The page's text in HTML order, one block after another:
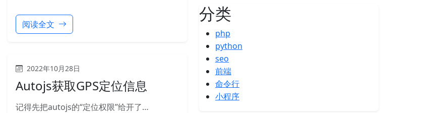
阅读全文
2022年10月28日
Autojs获取GPS定位信息
记得先把autojs的“定位权限”给开了…
分类
php
python
seo
前端
命令行
小程序